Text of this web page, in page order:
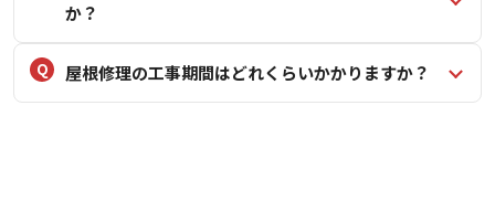
か？
屋根修理の工事期間はどれくらいかかりますか？